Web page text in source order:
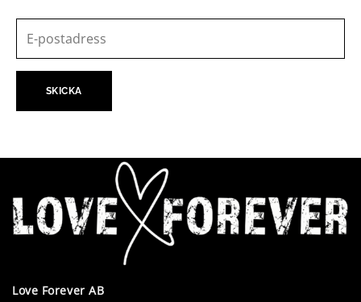
Love Forever AB